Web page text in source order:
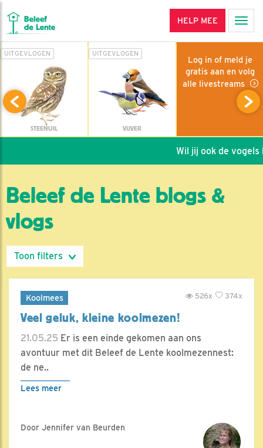
HELP MEE
UITGEVLOGEN
STEENUIL
UITGEVLOGEN
VIJVER
Log in of meld je
gratis aan en volg
alle livestreams
Wil jij ook de vogels
Beleef de Lente blogs &
vlogs
Koolmees 374x
526x
Veel geluk, kleine koolmezen!
21.05.25 Er is een einde gekomen aan ons
avontuur met dit Beleef de Lente koolmezennest:
de ne..
Lees meer
Door Jennifer van Beurden